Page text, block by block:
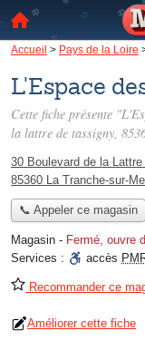
Accueil > Pays de la Loire
L'Espace
Cette fiche présente
la lattre de tassigny,
30 Boulevard de la
85360 La Tranche-sur-
📞 Appeler ce magasin
Magasin - Fermé, ouvre
Services :
accès
Recommander ce
Améliorer cette fiche